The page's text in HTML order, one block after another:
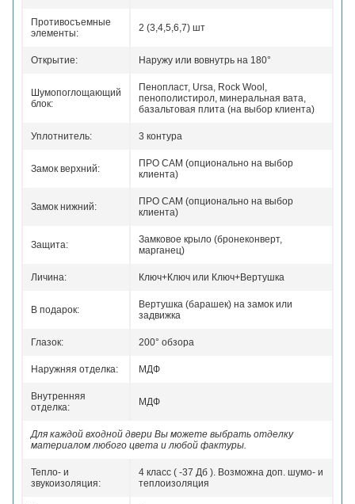
Противосъемные
элементы:
2 (3,4,5,6,7) шт
Открытие: Наружу или вовнутрь на 180°
Шумопоглощающий
блок:
Пенопласт, Ursa, Rock Wool,
пенополистирол, минеральная вата,
базальтовая плита (на выбор клиента)
Уплотнитель: 3 контура
Замок верхний:
ПРО САМ (опционально на выбор
клиента)
Замок нижний:
ПРО САМ (опционально на выбор
клиента)
Защита:
Замковое крыло (бронеконверт,
марганец)
Личина: Ключ+Ключ или Ключ+Вертушка
В подарок:
Вертушка (барашек) на замок или
задвижка
Глазок: 200° обзора
Наружняя отделка: МДФ
Внутренняя
отделка:
МДФ
Для каждой входной двери Вы можете выбрать отделку
материалом любого цвета и любой фактуры.
Тепло- и
звукоизоляция:
4 класс ( -37 Дб ). Возможна доп. шумо- и
теплоизоляция